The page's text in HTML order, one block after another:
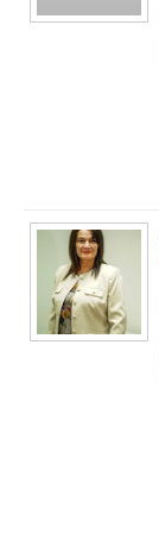
Caras-Severin
Galati
Giurgiu